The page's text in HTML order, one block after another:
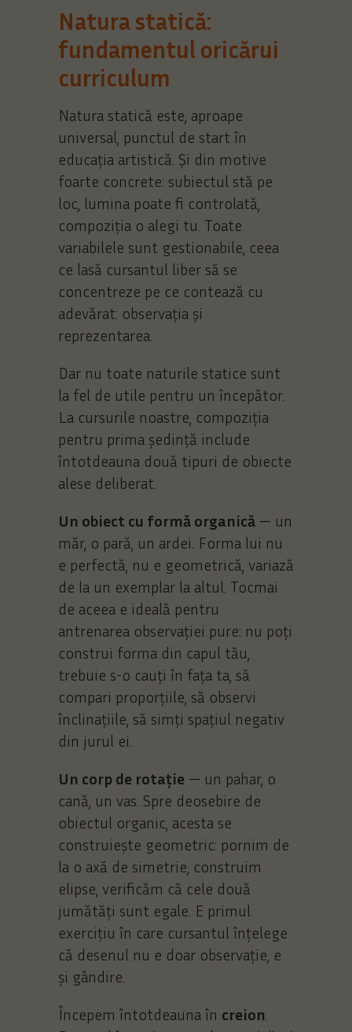
Natura statică:
fundamentul oricărui
curriculum
Natura statică este, aproape
universal, punctul de start în
educația artistică. Și din motive
foarte concrete: subiectul stă pe
loc, lumina poate fi controlată,
compoziția o alegi tu. Toate
variabilele sunt gestionabile, ceea
ce lasă cursantul liber să se
concentreze pe ce contează cu
adevărat: observația și
reprezentarea.
Dar nu toate naturile statice sunt
la fel de utile pentru un începător.
La cursurile noastre, compoziția
pentru prima ședință include
întotdeauna două tipuri de obiecte
alese deliberat.
Un obiect cu formă organică — un
măr, o pară, un ardei. Forma lui nu
e perfectă, nu e geometrică, variază
de la un exemplar la altul. Tocmai
de aceea e ideală pentru
antrenarea observației pure: nu poți
construi forma din capul tău,
trebuie s-o cauți în fața ta, să
compari proporțiile, să observi
înclinațiile, să simți spațiul negativ
din jurul ei.
Un corp de rotație — un pahar, o
cană, un vas. Spre deosebire de
obiectul organic, acesta se
construiește geometric: pornim de
la o axă de simetrie, construim
elipse, verificăm că cele două
jumătăți sunt egale. E primul
exercițiu în care cursantul înțelege
că desenul nu e doar observație, e
și gândire.
Începem întotdeauna în creion